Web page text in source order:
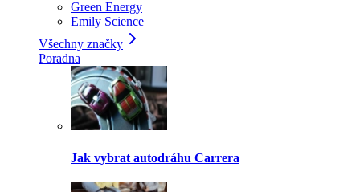
Green Energy
Emily Science
Všechny značky
Poradna
Jak vybrat autodráhu Carrera